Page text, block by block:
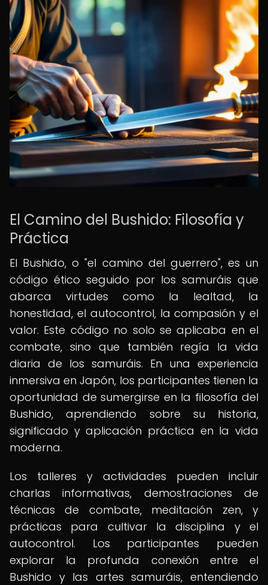
El Camino del Bushido: Filosofía y
Práctica
El Bushido, o "el camino del guerrero", es un
código ético seguido por los samuráis que
abarca virtudes como la lealtad, la
honestidad, el autocontrol, la compasión y el
valor. Este código no solo se aplicaba en el
combate, sino que también regía la vida
diaria de los samuráis. En una experiencia
inmersiva en Japón, los participantes tienen la
oportunidad de sumergirse en la filosofía del
Bushido, aprendiendo sobre su historia,
significado y aplicación práctica en la vida
moderna.
Los talleres y actividades pueden incluir
charlas informativas, demostraciones de
técnicas de combate, meditación zen, y
prácticas para cultivar la disciplina y el
autocontrol. Los participantes pueden
explorar la profunda conexión entre el
Bushido y las artes samuráis, entendiendo